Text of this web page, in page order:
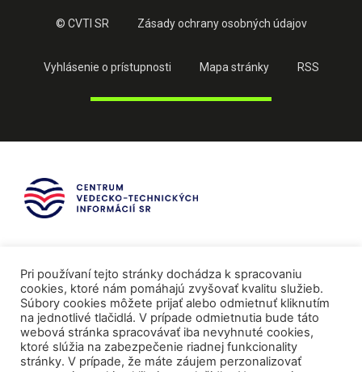
© CVTI SR Zásady ochrany osobných údajov
Vyhlásenie o prístupnosti Mapa stránky RSS
Pri používaní tejto stránky dochádza k spracovaniu
cookies, ktoré nám pomáhajú zvyšovať kvalitu služieb.
Súbory cookies môžete prijať alebo odmietnuť kliknutím
na jednotlivé tlačidlá. V prípade odmietnutia bude táto
webová stránka spracovávať iba nevyhnuté cookies,
ktoré slúžia na zabezpečenie riadnej funkcionality
stránky. V prípade, že máte záujem perzonalizovať